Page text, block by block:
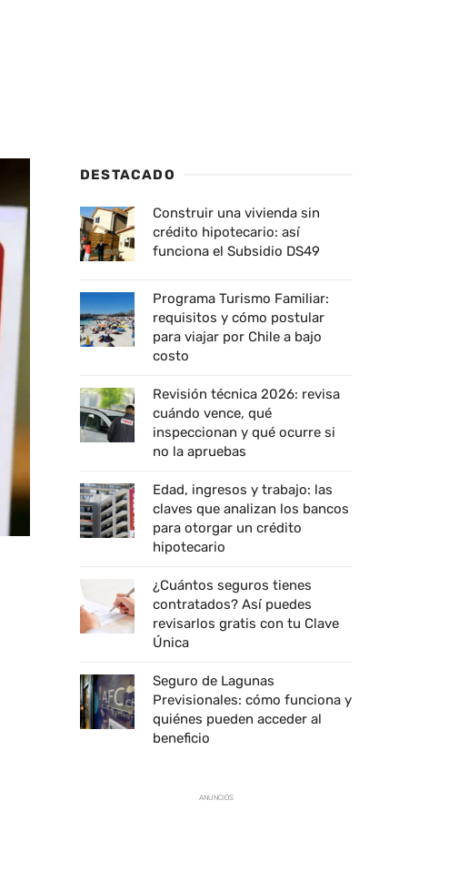
DESTACADO
Construir una vivienda sin
crédito hipotecario: así
funciona el Subsidio DS49
Programa Turismo Familiar:
requisitos y cómo postular
para viajar por Chile a bajo
costo
Revisión técnica 2026: revisa
cuándo vence, qué
inspeccionan y qué ocurre si
no la apruebas
Edad, ingresos y trabajo: las
claves que analizan los bancos
para otorgar un crédito
hipotecario
¿Cuántos seguros tienes
contratados? Así puedes
revisarlos gratis con tu Clave
Única
Seguro de Lagunas
Previsionales: cómo funciona y
quiénes pueden acceder al
beneficio
ANUNCIOS